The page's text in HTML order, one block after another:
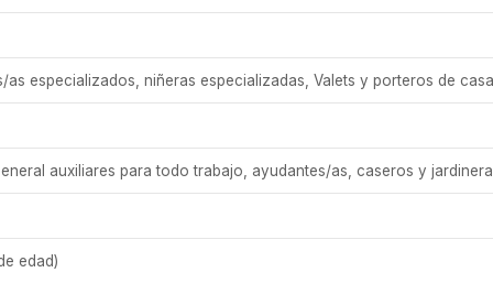
especializados, niñeras especializadas, Valets y porteros de
auxiliares para todo trabajo, ayudantes/as, caseros y
edad)